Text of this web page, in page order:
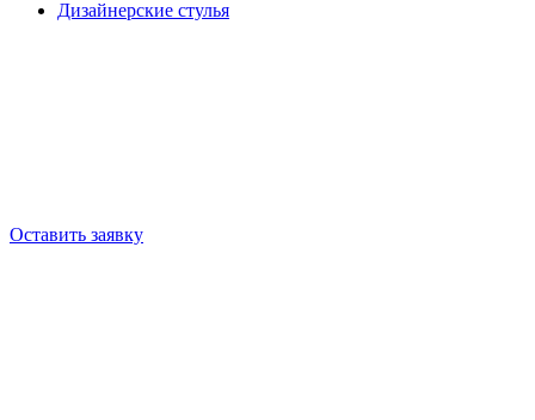
Дизайнерские cтулья
Оставить заявку